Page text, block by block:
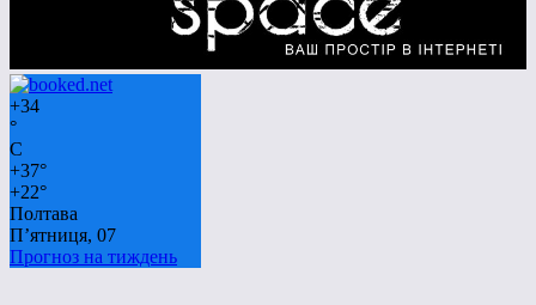
+34
°
C
+37°
+22°
Полтава
П’ятниця, 07
Прогноз на тиждень